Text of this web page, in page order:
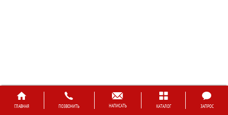
ГЛАВНАЯ ПОЗВОНИТЬ НАПИСАТЬ КАТАЛОГ ЗАПРОС